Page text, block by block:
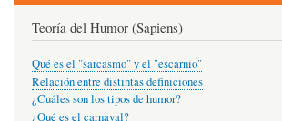
Teoría del Humor (Sapiens)
Qué es el "sarcasmo" y el "escarnio"
Relación entre distintas definiciones
¿Cuáles son los tipos de humor?
¿Qué es el carnaval?